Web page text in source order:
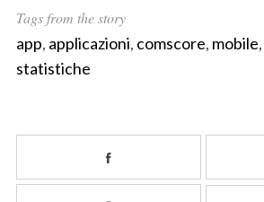
Tags from the story
app, applicazioni, comscore, mobile,
statistiche